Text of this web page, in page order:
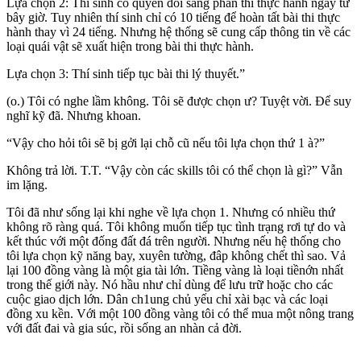
bây giờ. Tuy nhiên thí sinh chỉ có 10 tiếng để hoàn tất bài thi thực
hành thay vì 24 tiếng. Nhưng hệ thống sẽ cung cấp thông tin về các
loại quái vật sẽ xuất hiện trong bài thi thực hành.
Lựa chọn 3: Thí sinh tiếp tục bài thi lý thuyết.”
(o.) Tôi có nghe lầm không. Tôi sẽ được chọn ư? Tuyệt vời. Để suy
nghĩ kỹ đã. Nhưng khoan.
“Vậy cho hỏi tôi sẽ bị gởi lại chỗ cũ nếu tôi lựa chọn thứ 1 à?”
Không trả lời. T.T. “Vậy còn các skills tôi có thể chọn là gì?” Vẫn
im lặng.
Tôi đã như sống lại khi nghe về lựa chọn 1. Nhưng có nhiều thứ
không rõ ràng quá. Tôi không muốn tiếp tục tình trạng rơi tự do và
kết thúc với một đống đất đá trên người. Nhưng nếu hệ thống cho
tôi lựa chọn kỹ năng bay, xuyên tường, đâp không chết thì sao. Vả
lại 100 đồng vàng là một gia tài lớn. Tiềng vàng là loại tiềnớn nhất
trong thế giới này. Nó hầu như chỉ dùng để lưu trữ hoặc cho các
cuộc giao dịch lớn. Dân ch1ung chủ yếu chỉ xài bạc và các loại
đồng xu kền. Với một 100 đồng vàng tôi có thể mua một nông trang
với đất đai và gia súc, rồi sống an nhàn cả đời.